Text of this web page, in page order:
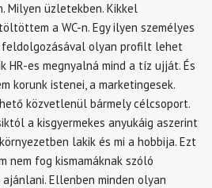
Milyen üzletekben. Kikkel
a WC-n. Egy ilyen személyes
olyan profilt lehet
HR-es megnyalná mind a tíz ujját. És
korunk istenei, a marketingesek.
közvetlenül bármely célcsoport.
a kisgyermekes anyukáig aszerint
lakik és mi a hobbija. Ezt
nem fog kismamáknak szóló
Ellenben minden olyan